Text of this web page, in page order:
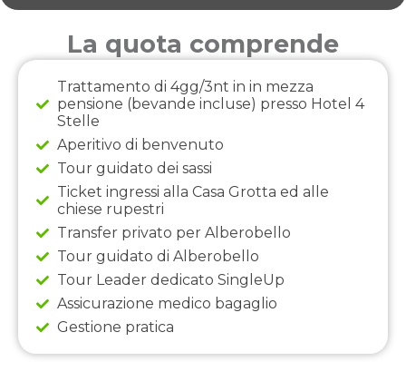
La quota comprende
Trattamento di 4gg/3nt in in mezza
pensione (bevande incluse) presso Hotel 4
Stelle
Aperitivo di benvenuto
Tour guidato dei sassi
Ticket ingressi alla Casa Grotta ed alle
chiese rupestri
Transfer privato per Alberobello
Tour guidato di Alberobello
Tour Leader dedicato SingleUp
Assicurazione medico bagaglio
Gestione pratica